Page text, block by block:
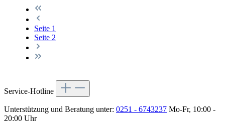
Seite 1
Seite 2
Service-Hotline
Unterstützung und Beratung unter: 0251 - 6743237 Mo-Fr, 10:00 -
20:00 Uhr